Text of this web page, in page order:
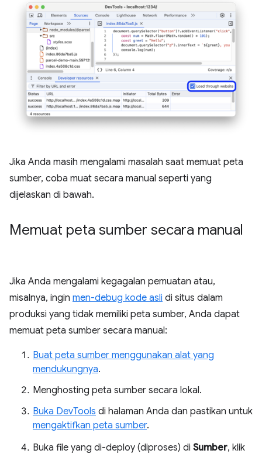
Jika Anda masih mengalami masalah saat memuat peta
sumber, coba muat secara manual seperti yang
dijelaskan di bawah.
Memuat peta sumber secara manual
Jika Anda mengalami kegagalan pemuatan atau,
misalnya, ingin men-debug kode asli di situs dalam
produksi yang tidak memiliki peta sumber, Anda dapat
memuat peta sumber secara manual:
Buat peta sumber menggunakan alat yang
mendukungnya.
Menghosting peta sumber secara lokal.
Buka DevTools di halaman Anda dan pastikan untuk
mengaktifkan peta sumber.
Buka file yang di-deploy (diproses) di Sumber, klik